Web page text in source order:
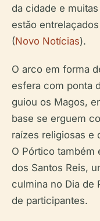
da cidade e
estão
(Novo Notícias).
O arco em forma
esfera com ponta
guiou os Magos,
base se erguem
raízes religiosas e
O Pórtico também
dos Santos Reis,
culmina no Dia de
de participantes.